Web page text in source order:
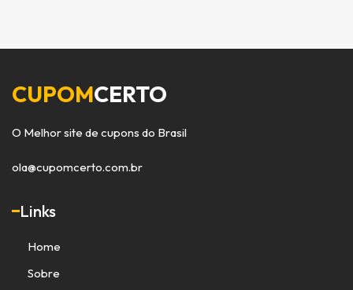
CUPOMCERTO
O Melhor site de cupons do Brasil
ola@cupomcerto.com.br
Links
Home
Sobre